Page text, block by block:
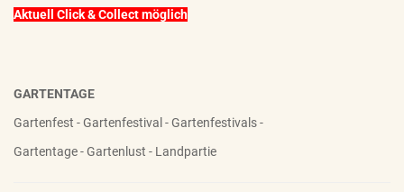
Aktuell Click & Collect möglich
GARTENTAGE
Gartenfest - Gartenfestival - Gartenfestivals -
Gartentage - Gartenlust - Landpartie